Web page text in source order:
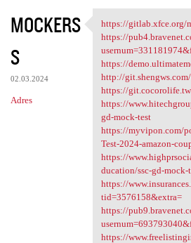
MOCKERS
S
02.03.2024
Adres
https://
https://gitlab.xfce.org/
https://
https://
http://git.shengws.com/
https://
https://
gd-mock-test
https://myvipon.com/
Test-2024-amazon-
https://
ducation/ssc-gd-mock-
https://
tid=3576158&extra=
https://
https://